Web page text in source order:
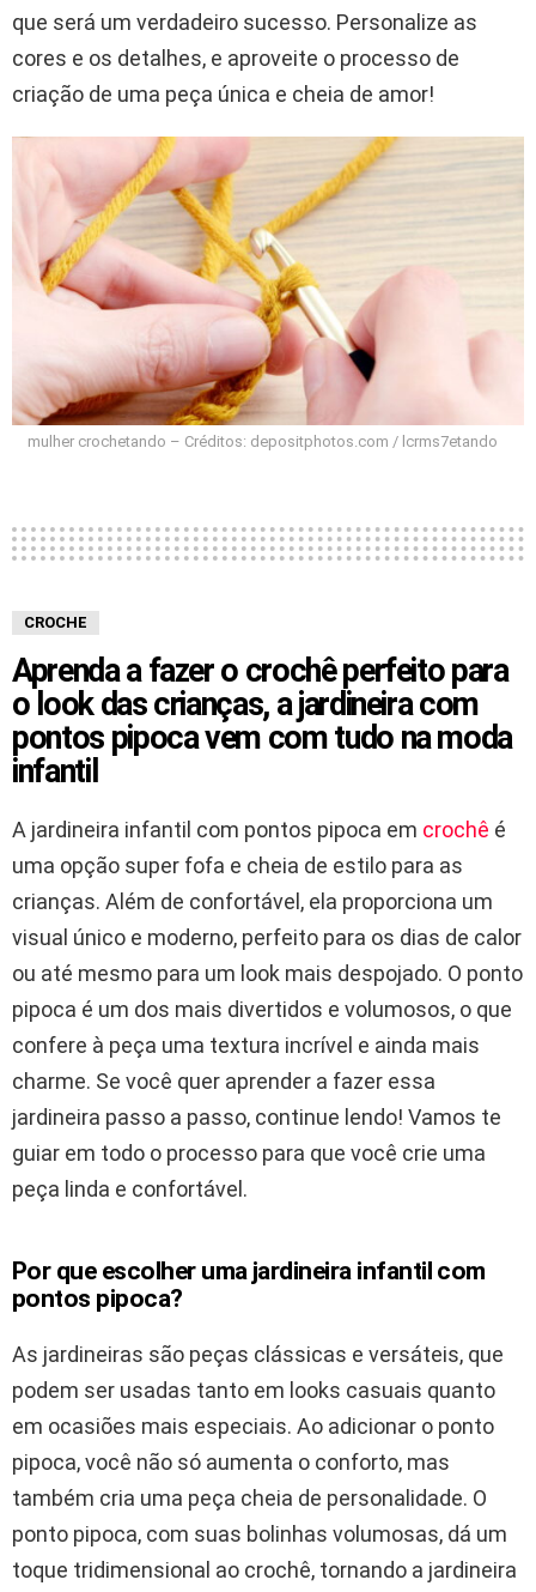
que será um verdadeiro sucesso. Personalize as
cores e os detalhes, e aproveite o processo de
criação de uma peça única e cheia de amor!
mulher crochetando – Créditos: depositphotos.com / lcrms7etando
CROCHE
Aprenda a fazer o crochê perfeito para
o look das crianças, a jardineira com
pontos pipoca vem com tudo na moda
infantil
A jardineira infantil com pontos pipoca em crochê é
uma opção super fofa e cheia de estilo para as
crianças. Além de confortável, ela proporciona um
visual único e moderno, perfeito para os dias de calor
ou até mesmo para um look mais despojado. O ponto
pipoca é um dos mais divertidos e volumosos, o que
confere à peça uma textura incrível e ainda mais
charme. Se você quer aprender a fazer essa
jardineira passo a passo, continue lendo! Vamos te
guiar em todo o processo para que você crie uma
peça linda e confortável.
Por que escolher uma jardineira infantil com
pontos pipoca?
As jardineiras são peças clássicas e versáteis, que
podem ser usadas tanto em looks casuais quanto
em ocasiões mais especiais. Ao adicionar o ponto
pipoca, você não só aumenta o conforto, mas
também cria uma peça cheia de personalidade. O
ponto pipoca, com suas bolinhas volumosas, dá um
toque tridimensional ao crochê, tornando a jardineira